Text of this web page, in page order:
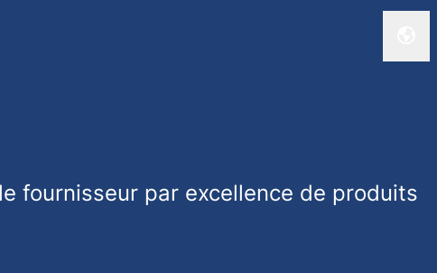
fournisseur par excellence de produits